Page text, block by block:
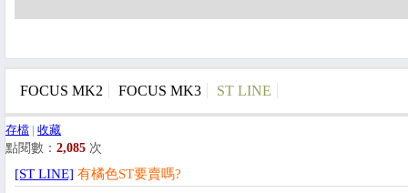
FOCUS MK2 FOCUS MK3 ST LINE
存檔 | 收藏
點閱數： 2,085 次
[ST LINE] 有橘色ST要賣嗎?